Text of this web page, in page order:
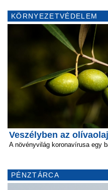
KÖRNYEZETVÉDELEM
Veszélyben az
A növényvilág koronavírusa egy
PÉNZTÁRCA